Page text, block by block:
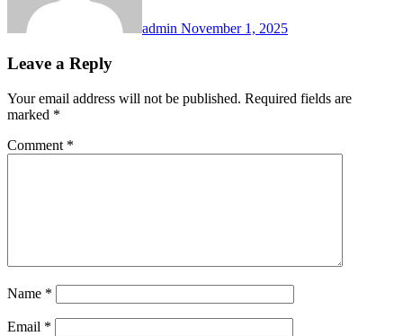
admin November 1, 2025
Leave a Reply
Your email address will not be published. Required fields are
marked *
Comment *
Name *
Email *